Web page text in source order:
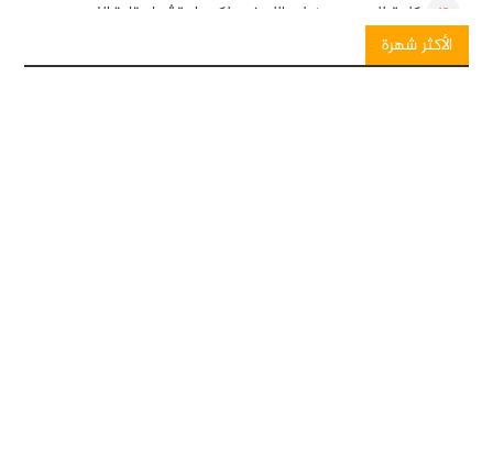
10 كلمة للسيد حسن نصرالله في ذكرى استشهاد قادة النصر
الأكثر شهرة